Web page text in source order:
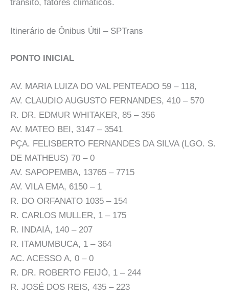
transito, fatores climaticos.
Itinerário de Ônibus Útil – SPTrans
PONTO INICIAL
AV. MARIA LUIZA DO VAL PENTEADO 59 – 118,
AV. CLAUDIO AUGUSTO FERNANDES, 410 – 570
R. DR. EDMUR WHITAKER, 85 – 356
AV. MATEO BEI, 3147 – 3541
PÇA. FELISBERTO FERNANDES DA SILVA (LGO. S.
DE MATHEUS) 70 – 0
AV. SAPOPEMBA, 13765 – 7715
AV. VILA EMA, 6150 – 1
R. DO ORFANATO 1035 – 154
R. CARLOS MULLER, 1 – 175
R. INDAIÁ, 140 – 207
R. ITAMUMBUCA, 1 – 364
AC. ACESSO A, 0 – 0
R. DR. ROBERTO FEIJÓ, 1 – 244
R. JOSÉ DOS REIS, 435 – 223